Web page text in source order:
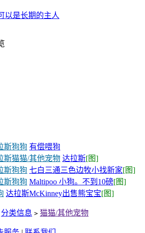
以是长期的主人
斯狗狗 有偿喂狗
斯猫猫/其他宠物 达拉斯[图]
斯狗狗 七白三通三色边牧小找新家[图]
斯狗狗 Maltipoo 小狗。不到10磅
达拉斯McKinney出售熊宝宝